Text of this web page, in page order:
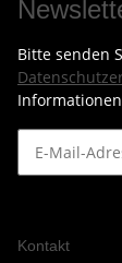
Bitte senden
Kontakt